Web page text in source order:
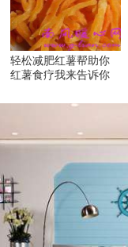
轻松减肥红薯帮助你
红薯食疗我来告诉你